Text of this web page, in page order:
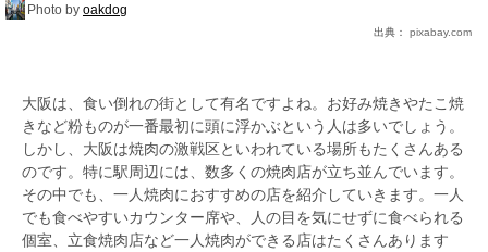
Photo by oakdog
出典： pixabay.com
大阪は、食い倒れの街として有名ですよね。お好み焼きやたこ焼
きなど粉ものが一番最初に頭に浮かぶという人は多いでしょう。
しかし、大阪は焼肉の激戦区といわれている場所もたくさんある
のです。特に駅周辺には、数多くの焼肉店が立ち並んでいます。
その中でも、一人焼肉におすすめの店を紹介していきます。一人
でも食べやすいカウンター席や、人の目を気にせずに食べられる
個室、立食焼肉店など一人焼肉ができる店はたくさんあります